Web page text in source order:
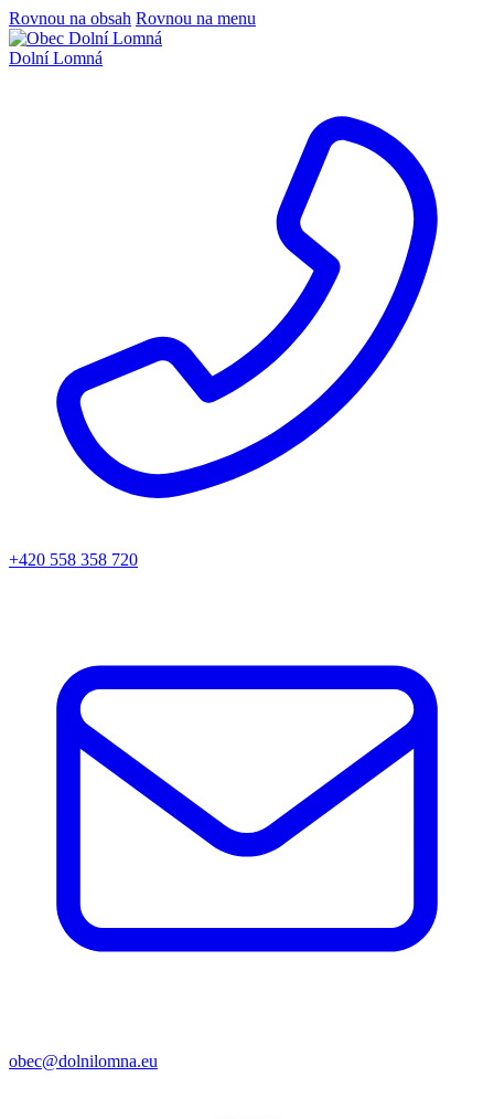
Rovnou na obsah Rovnou na menu
Dolní Lomná
+420 558 358 720
obec@dolnilomna.eu